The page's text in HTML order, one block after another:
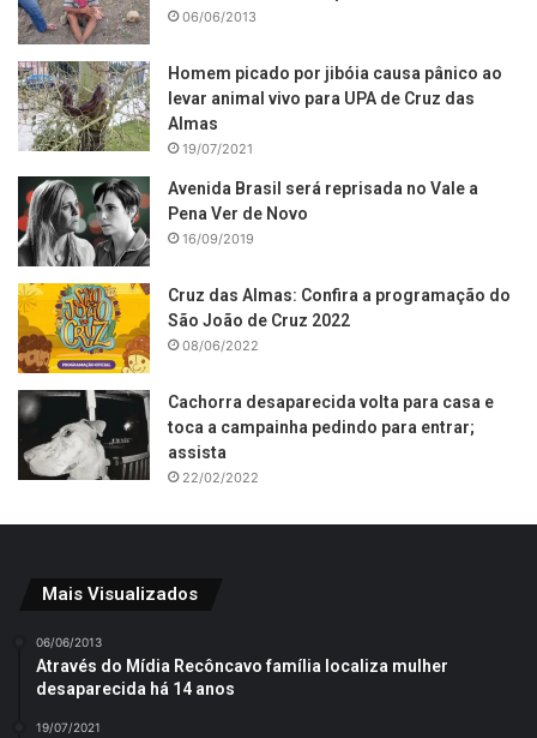
06/06/2013
Homem picado por jibóia causa pânico ao
levar animal vivo para UPA de Cruz das
Almas
19/07/2021
Avenida Brasil será reprisada no Vale a
Pena Ver de Novo
16/09/2019
Cruz das Almas: Confira a programação do
São João de Cruz 2022
08/06/2022
Cachorra desaparecida volta para casa e
toca a campainha pedindo para entrar;
assista
22/02/2022
Mais Visualizados
06/06/2013
Através do Mídia Recôncavo família localiza mulher
desaparecida há 14 anos
19/07/2021